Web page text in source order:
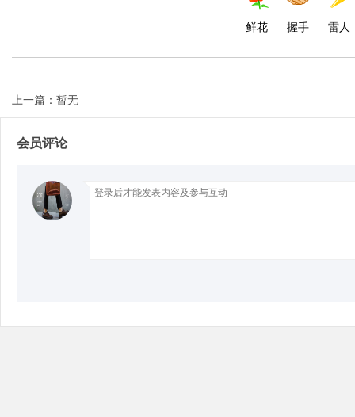
Bo
鲜花 握手 雷人
上一篇：暂无
会员评论